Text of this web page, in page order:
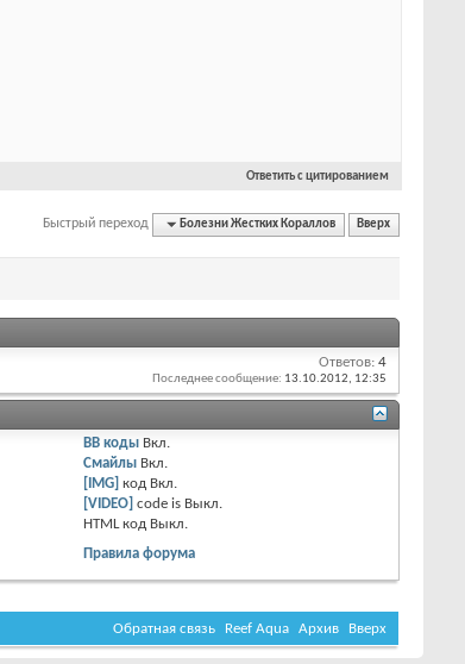
Ответить с цитированием
Быстрый переход Болезни Жестких Кораллов Вверх
Ответов: 4
Последнее сообщение: 13.10.2012, 12:35
BB коды Вкл.
Смайлы Вкл.
[IMG] код Вкл.
[VIDEO] code is Выкл.
HTML код Выкл.
Правила форума
Обратная связь Reef Aqua Архив Вверх